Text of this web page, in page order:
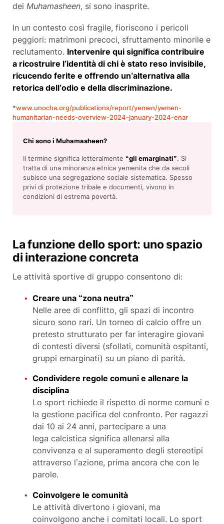
dei Muhamasheen, si sono inasprite.
In un contesto così fragile, fioriscono i pericoli
peggiori: matrimoni precoci, sfruttamento minorile e
reclutamento. Intervenire qui significa contribuire
a ricostruire l’identità di chi è stato reso invisibile,
ricucendo ferite e offrendo un’alternativa alla
retorica dell’odio e della discriminazione.
*www.unocha.org/publications/report/yemen/yemen-
humanitarian-needs-overview-2024-january-2024-enar
Chi sono i Muhamasheen?
Il termine significa letteralmente “gli emarginati”. Si
tratta di una minoranza etnica yemenita che da secoli
subisce una segregazione sociale sistematica. Spesso
privi di protezione tribale e documenti, vivono in
condizioni di estrema povertà.
La funzione dello sport: uno spazio
di interazione concreta
Le attività sportive di gruppo consentono di:
Creare una “zona neutra”
Nelle aree di conflitto, gli spazi di incontro
sicuro sono rari. Un torneo di calcio offre un
pretesto strutturato per far interagire giovani
di contesti diversi (sfollati, comunità ospitanti,
gruppi emarginati) su un piano di parità.
Condividere regole comuni e allenare la
disciplina
Lo sport richiede il rispetto di norme comuni e
la gestione pacifica del confronto. Per ragazzi
dai 10 ai 24 anni, partecipare a una
lega calcistica significa allenarsi alla
convivenza e al superamento degli stereotipi
attraverso l’azione, prima ancora che con le
parole.
Coinvolgere le comunità
Le attività divertono i giovani, ma
coinvolgono anche i comitati locali. Lo sport